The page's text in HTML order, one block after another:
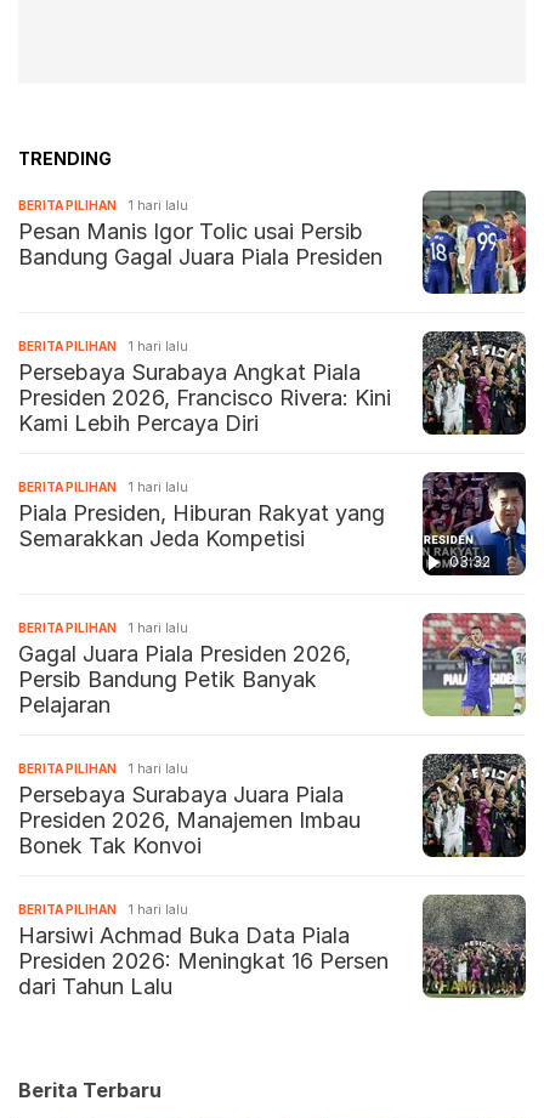
TRENDING
BERITA PILIHAN 1 hari lalu
Pesan Manis Igor Tolic usai Persib
Bandung Gagal Juara Piala Presiden
BERITA PILIHAN 1 hari lalu
Persebaya Surabaya Angkat Piala
Presiden 2026, Francisco Rivera: Kini
Kami Lebih Percaya Diri
03:32
BERITA PILIHAN 1 hari lalu
Piala Presiden, Hiburan Rakyat yang
Semarakkan Jeda Kompetisi
BERITA PILIHAN 1 hari lalu
Gagal Juara Piala Presiden 2026,
Persib Bandung Petik Banyak
Pelajaran
BERITA PILIHAN 1 hari lalu
Persebaya Surabaya Juara Piala
Presiden 2026, Manajemen Imbau
Bonek Tak Konvoi
BERITA PILIHAN 1 hari lalu
Harsiwi Achmad Buka Data Piala
Presiden 2026: Meningkat 16 Persen
dari Tahun Lalu
Berita Terbaru